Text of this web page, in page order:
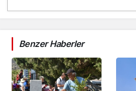
Benzer Haberler